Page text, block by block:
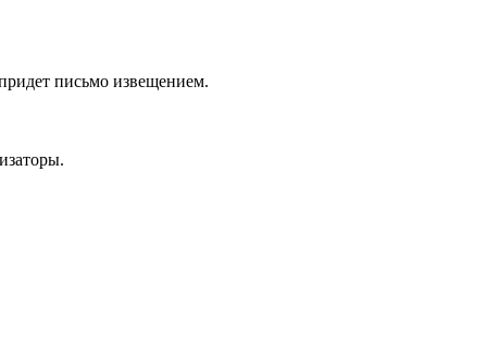
письмо извещением.